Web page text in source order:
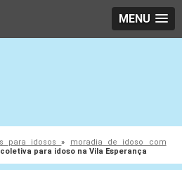
MENU
para idosos» moradia de idoso com
para idoso na Vila Esperança